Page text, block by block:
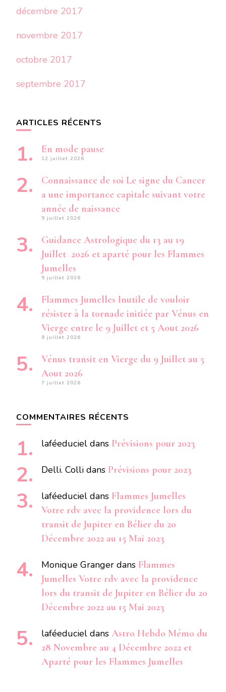
décembre 2017
novembre 2017
octobre 2017
septembre 2017
ARTICLES RÉCENTS
En mode pause
12 juillet 2026
Connaissance de soi Le signe du Cancer
a une importance capitale suivant votre
année de naissance
9 juillet 2026
Guidance Astrologique du 13 au 19
Juillet 2026 et aparté pour les Flammes
Jumelles
9 juillet 2026
Flammes Jumelles Inutile de vouloir
résister à la tornade initiée par Vénus en
Vierge entre le 9 Juillet et 5 Aout 2026
8 juillet 2026
Vénus transit en Vierge du 9 Juillet au 5
Aout 2026
7 juillet 2026
COMMENTAIRES RÉCENTS
laféeduciel dans Prévisions pour 2023
Delli. Colli dans Prévisions pour 2023
laféeduciel dans Flammes Jumelles
Votre rdv avec la providence lors du
transit de Jupiter en Bélier du 20
Décembre 2022 au 15 Mai 2023
Monique Granger dans Flammes
Jumelles Votre rdv avec la providence
lors du transit de Jupiter en Bélier du 20
Décembre 2022 au 15 Mai 2023
laféeduciel dans Astro Hebdo Mémo du
28 Novembre au 4 Décembre 2022 et
Aparté pour les Flammes Jumelles